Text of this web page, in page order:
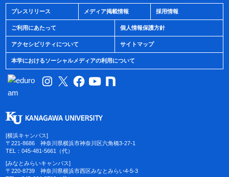
プレスリリース メディア掲載情報 採用情報
ご利用にあたって 個人情報保護方針
アクセシビリティについて サイトマップ
本学におけるソーシャルメディアの利用について
[横浜キャンパス]
〒221-8686 神奈川県横浜市神奈川区六角橋3-27-1
TEL：045-481-5661（代）
[みなとみらいキャンパス]
〒220-8739 神奈川県横浜市西区みなとみらい4-5-3